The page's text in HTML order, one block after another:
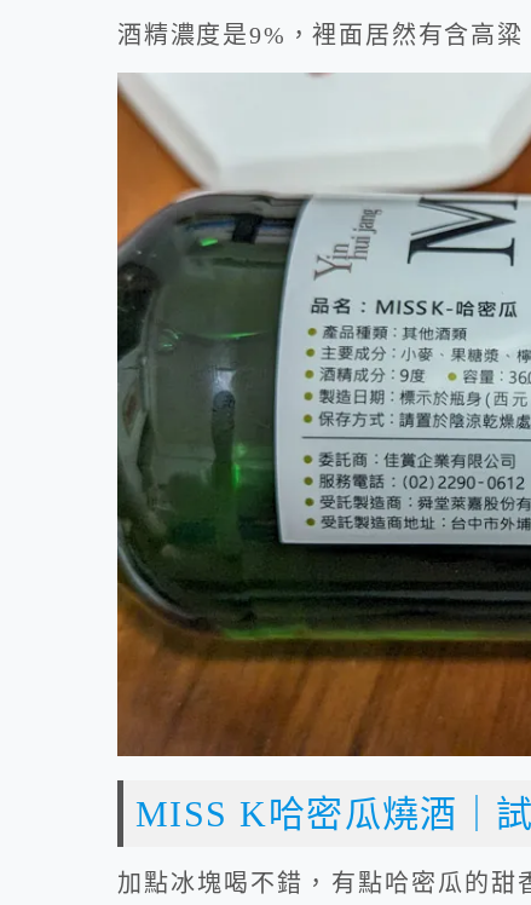
酒精濃度是9%，裡面居然有含高粱
MISS K哈密瓜燒酒｜
加點冰塊喝不錯，有點哈密瓜的甜